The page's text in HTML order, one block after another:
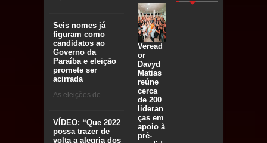
Seis nomes já
figuram como
candidatos ao
Governo da
Paraíba e eleição
promete ser
acirrada
As eleições de ...
VÍDEO: “Que 2022
possa trazer de
volta a alegria dos
Veread
or
Davyd
Matias
reúne
cerca
de 200
lideran
ças em
apoio à
pré-